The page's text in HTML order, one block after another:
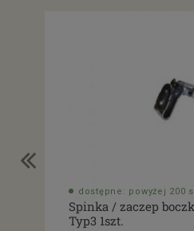
dostępne: powyżej 200
Spinka / zaczep
Typ3 1szt.